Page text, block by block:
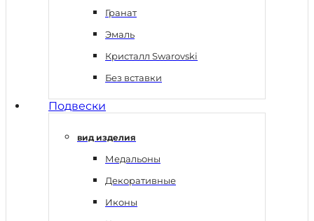
Гранат
Эмаль
Кристалл Swarovski
Без вставки
Подвески
вид изделия
Медальоны
Декоративные
Иконы